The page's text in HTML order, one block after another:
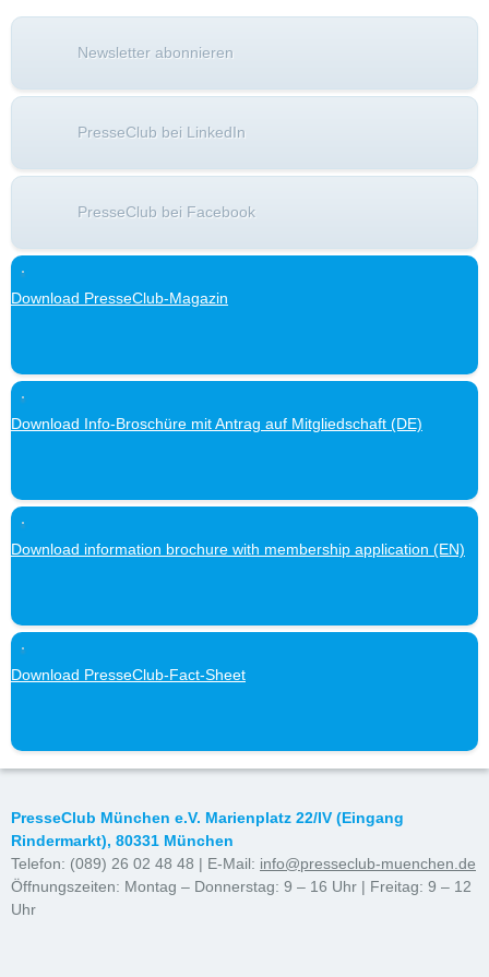
Newsletter abonnieren
PresseClub bei LinkedIn
PresseClub bei Facebook
Download PresseClub-Magazin
Download Info-Broschüre mit Antrag auf Mitgliedschaft (DE)
Download information brochure with membership application (EN)
Download PresseClub-Fact-Sheet
PresseClub München e.V. Marienplatz 22/IV (Eingang
Rindermarkt), 80331 München
Telefon: (089) 26 02 48 48 | E-Mail: info@presseclub-muenchen.de
Öffnungszeiten: Montag – Donnerstag: 9 – 16 Uhr | Freitag: 9 – 12
Uhr